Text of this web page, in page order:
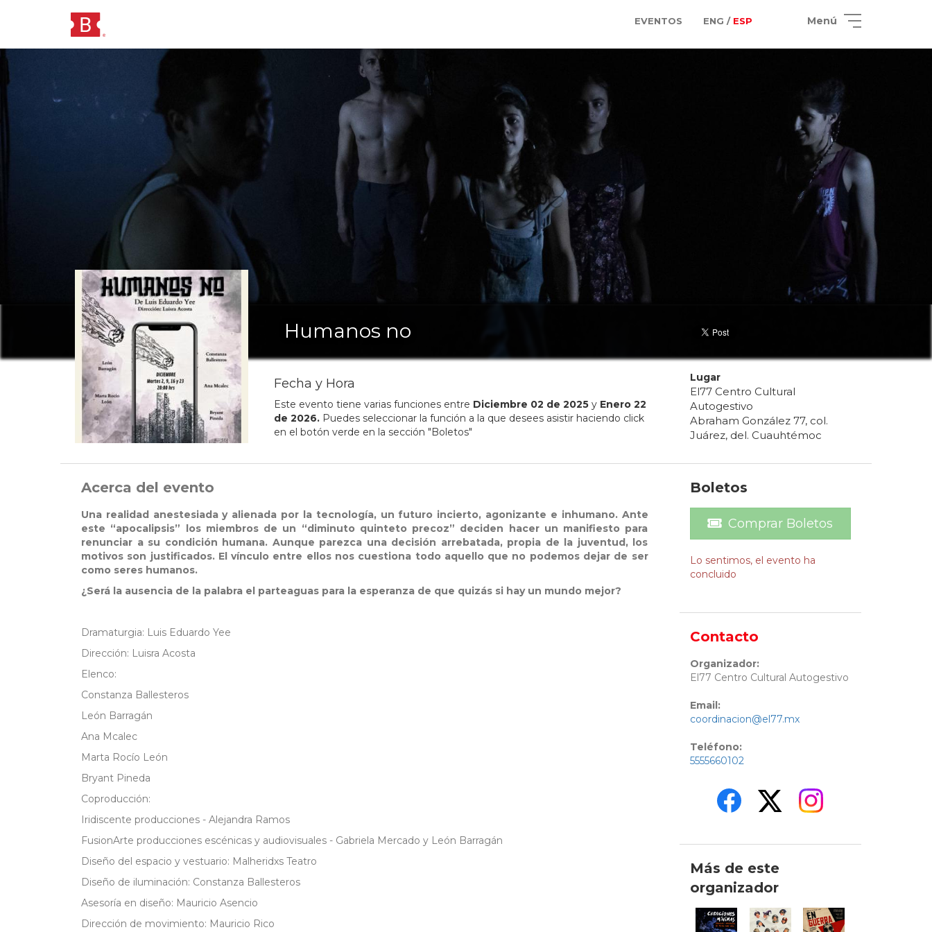
EVENTOS ENG / ESP Menú
Humanos no
Fecha y Hora
Este evento tiene varias funciones entre Diciembre 02 de 2025y Enero 22
de 2026.Puedes seleccionar la función a la que desees asistir haciendo click
en el botón verde en la sección "Boletos"
Lugar
El77 Centro Cultural
Autogestivo
Abraham González 77, col.
Juárez, del. Cuauhtémoc
Acerca del evento
Una realidad anestesiada y alienada por la tecnología, un futuro incierto, agonizante e inhumano. Ante
este “apocalipsis” los miembros de un “diminuto quinteto precoz” deciden hacer un manifiesto para
renunciar a su condición humana. Aunque parezca una decisión arrebatada, propia de la juventud, los
motivos son justificados. El vínculo entre ellos nos cuestiona todo aquello que no podemos dejar de ser
como seres humanos.
¿Será la ausencia de la palabra el parteaguas para la esperanza de que quizás si hay un mundo mejor?
Dramaturgia: Luis Eduardo Yee
Dirección: Luisra Acosta
Elenco:
Constanza Ballesteros
León Barragán
Ana Mcalec
Marta Rocío León
Bryant Pineda
Coproducción:
Iridiscente producciones - Alejandra Ramos
FusionArte producciones escénicas y audiovisuales - Gabriela Mercado y León Barragán
Diseño del espacio y vestuario: Malheridxs Teatro
Diseño de iluminación: Constanza Ballesteros
Asesoría en diseño: Mauricio Asencio
Dirección de movimiento: Mauricio Rico
Boletos
Comprar Boletos
Lo sentimos, el evento ha
concluido
Contacto
Organizador:
El77 Centro Cultural Autogestivo
Email:
coordinacion@el77.mx
Teléfono:
5555660102
Más de este
organizador